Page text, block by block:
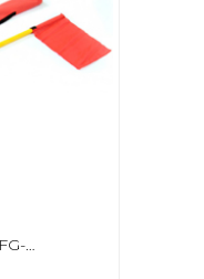
CHORĄGIEWKA SMJ CFG-111WB 4 SZT.